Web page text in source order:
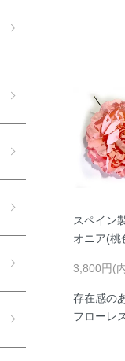
スペイン
オニア(桃
3,800円(
存在感の
フローレ